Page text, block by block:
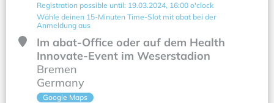
Registration possible until: 19.03.2024, 16:00 o'clock
Wähle deinen 15-Minuten Time-Slot mit abat bei der
Anmeldung aus
Im abat-Office oder auf dem Health
Innovate-Event im Weserstadion
Bremen
Germany
Google Maps